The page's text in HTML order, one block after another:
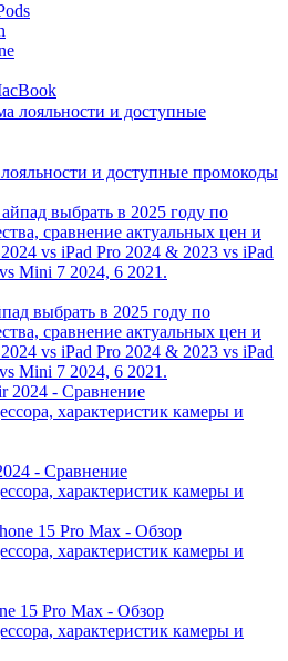
и доступные промокоды
выбрать в 2025 году по
сравнение актуальных цен и
vs iPad Pro 2024 & 2023 vs iPad
Mini 7 2024, 6 2021.
- Сравнение
характеристик камеры и
15 Pro Max - Обзор
характеристик камеры и